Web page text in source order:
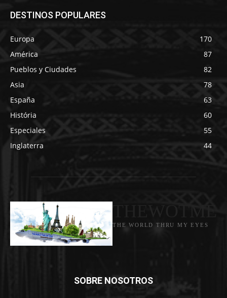
DESTINOS POPULARES
Europa
170
América
87
Pueblos y Ciudades
82
Asia
78
España
63
História
60
Especiales
55
Inglaterra
44
THE WORLD THRU MY EYES
SOBRE NOSOTROS